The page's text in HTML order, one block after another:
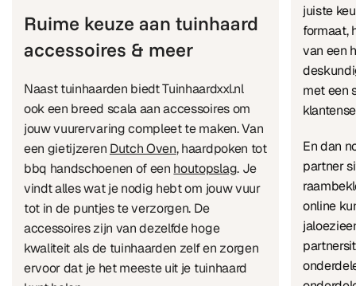
Ruime keuze aan tuinhaard
accessoires & meer
Naast tuinhaarden biedt Tuinhaardxxl.nl
ook een breed scala aan accessoires om
jouw vuurervaring compleet te maken. Van
een gietijzeren Dutch Oven, haardpoken tot
bbq handschoenen of een houtopslag. Je
vindt alles wat je nodig hebt om jouw vuur
tot in de puntjes te verzorgen. De
accessoires zijn van dezelfde hoge
kwaliteit als de tuinhaarden zelf en zorgen
ervoor dat je het meeste uit je tuinhaard
juiste
formaat,
van een
met een
En dan
partner
online